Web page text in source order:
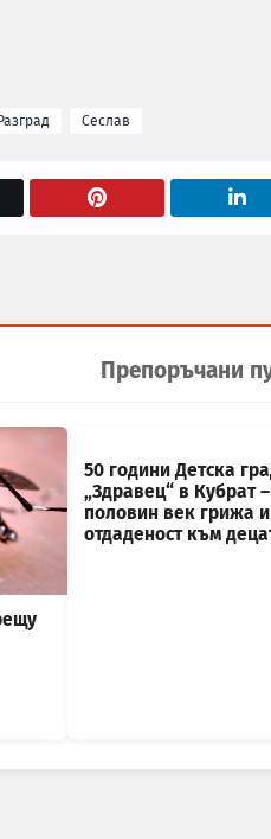
Разград Сеслав
Препоръчани
50 години Детска
„Здравец“ в Кубрат –
половин век грижа и
отдаденост към